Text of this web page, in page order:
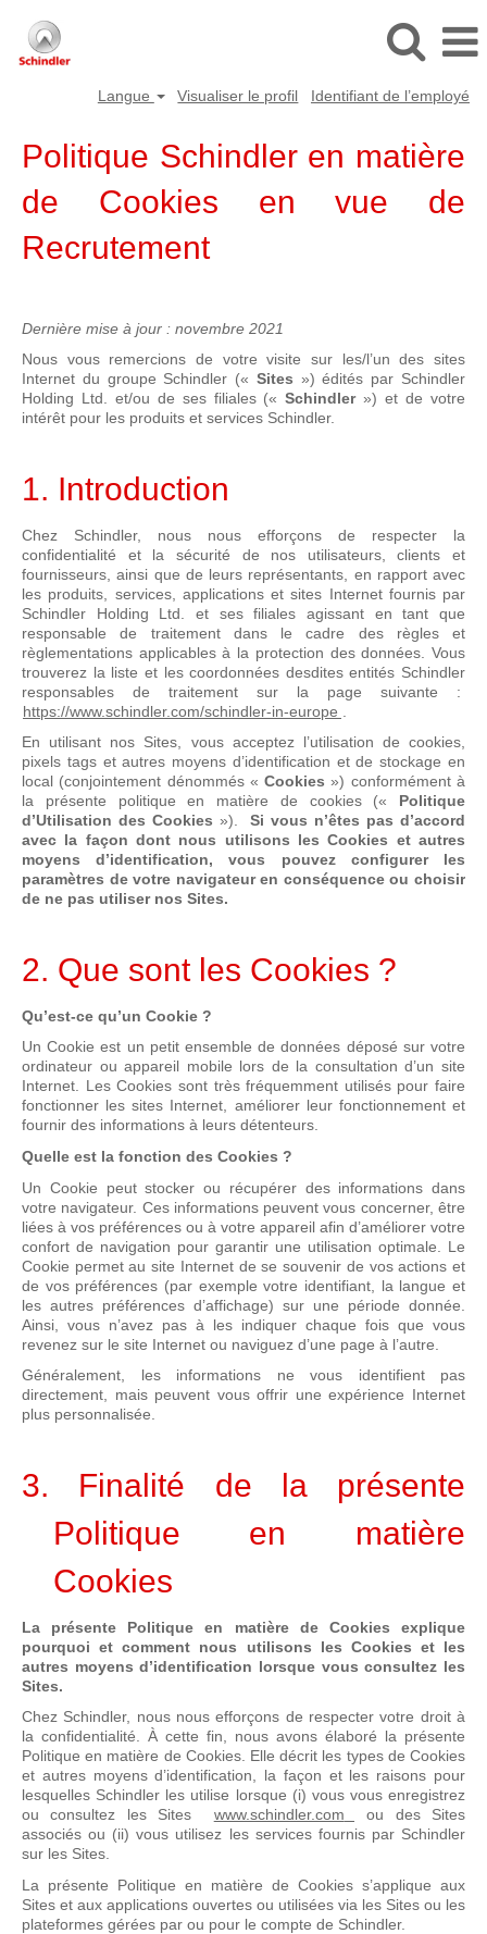
Langue Visualiser le profil Identifiant de l’employé
Politique Schindler en matière
de Cookies en vue de
Recrutement
Dernière mise à jour : novembre 2021
Nous vous remercions de votre visite sur les/l’un des sites
Internet du groupe Schindler (« Sites ») édités par Schindler
Holding Ltd. et/ou de ses filiales («Schindler») et de votre
intérêt pour les produits et services Schindler.
1. Introduction
Chez Schindler, nous nous efforçons de respecter la
confidentialité et la sécurité de nos utilisateurs, clients et
fournisseurs, ainsi que de leurs représentants, en rapport avec
les produits, services, applications et sites Internet fournis par
Schindler Holding Ltd. et ses filiales agissant en tant que
responsable de traitement dans le cadre des règles et
règlementations applicables à la protection des données. Vous
trouverez la liste et les coordonnées desdites entités Schindler
responsables de traitement sur la page suivante :
https://www.schindler.com/schindler-in-europe
En utilisant nos Sites, vous acceptez l’utilisation de cookies,
pixels tags et autres moyens d’identification et de stockage en
local (conjointement dénommés «Cookies ») conformément à
la présente politique en matière de cookies (« Politique
d’Utilisation des Cookies »).Si vous n’êtes pas d’accord
avec la façon dont nous utilisons les Cookies et autres
moyens d’identification, vous pouvez configurer les
paramètres de votre navigateur en conséquence ou choisir
de ne pas utiliser nos Sites.
2. Que sont les Cookies ?
Qu’est-ce qu’un Cookie ?
Un Cookie est un petit ensemble de données déposé sur votre
ordinateur ou appareil mobile lors de la consultation d’un site
Internet. Les Cookies sont très fréquemment utilisés pour faire
fonctionner les sites Internet, améliorer leur fonctionnement et
fournir des informations à leurs détenteurs.
Quelle est la fonction des Cookies ?
Un Cookie peut stocker ou récupérer des informations dans
votre navigateur. Ces informations peuvent vous concerner, être
liées à vos préférences ou à votre appareil afin d’améliorer votre
confort de navigation pour garantir une utilisation optimale. Le
Cookie permet au site Internet de se souvenir de vos actions et
de vos préférences (par exemple votre identifiant, la langue et
les autres préférences d’affichage) sur une période donnée.
Ainsi, vous n’avez pas à les indiquer chaque fois que vous
revenez sur le site Internet ou naviguez d’une page à l’autre.
Généralement, les informations ne vous identifient pas
directement, mais peuvent vous offrir une expérience Internet
plus personnalisée.
3. Finalité de la présente
Politique en matière
Cookies
La présente Politique en matière de Cookies explique
pourquoi et comment nous utilisons les Cookies et les
autres moyens d’identification lorsque vous consultez les
Sites.
Chez Schindler, nous nous efforçons de respecter votre droit à
la confidentialité. À cette fin, nous avons élaboré la présente
Politique en matière de Cookies. Elle décrit les types de Cookies
et autres moyens d’identification, la façon et les raisons pour
lesquelles Schindler les utilise lorsque (i) vous vous enregistrez
ou consultez les Sites
www.schindler.com
ou des Sites
associés ou (ii) vous utilisez les services fournis par Schindler
sur les Sites.
La présente Politique en matière de Cookies s’applique aux
Sites et aux applications ouvertes ou utilisées via les Sites ou les
plateformes gérées par ou pour le compte de Schindler.